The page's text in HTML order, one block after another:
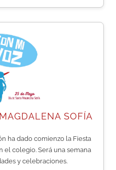
SOFÍA
ha dado comienzo la Fiesta
el colegio. Será una semana
y celebraciones.